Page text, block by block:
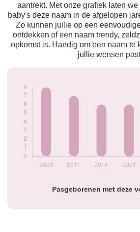
aantrekt. Met onze grafiek laten
baby's deze naam in de afgelopen
Zo kunnen jullie op een
ontdekken of een naam trendy,
opkomst is. Handig om een naam te
jullie wensen
Pasgeborenen met deze
Popularité du
2021
6
2023
6
2024
5